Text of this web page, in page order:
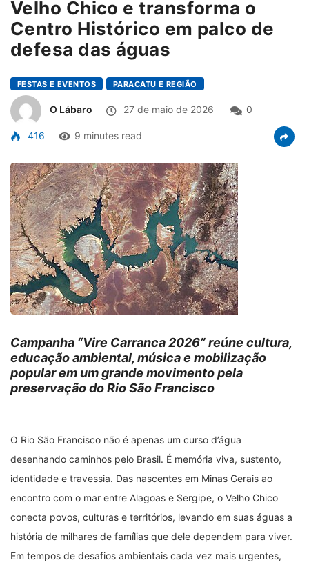
Velho Chico e transforma o
Centro Histórico em palco de
defesa das águas
FESTAS E EVENTOS PARACATU E REGIÃO
O Lábaro 27 de maio de 2026 0
416 9 minutes read
Campanha “Vire Carranca 2026” reúne cultura,
educação ambiental, música e mobilização
popular em um grande movimento pela
preservação do Rio São Francisco
O Rio São Francisco não é apenas um curso d’água
desenhando caminhos pelo Brasil. É memória viva, sustento,
identidade e travessia. Das nascentes em Minas Gerais ao
encontro com o mar entre Alagoas e Sergipe, o Velho Chico
conecta povos, culturas e territórios, levando em suas águas a
história de milhares de famílias que dele dependem para viver.
Em tempos de desafios ambientais cada vez mais urgentes,